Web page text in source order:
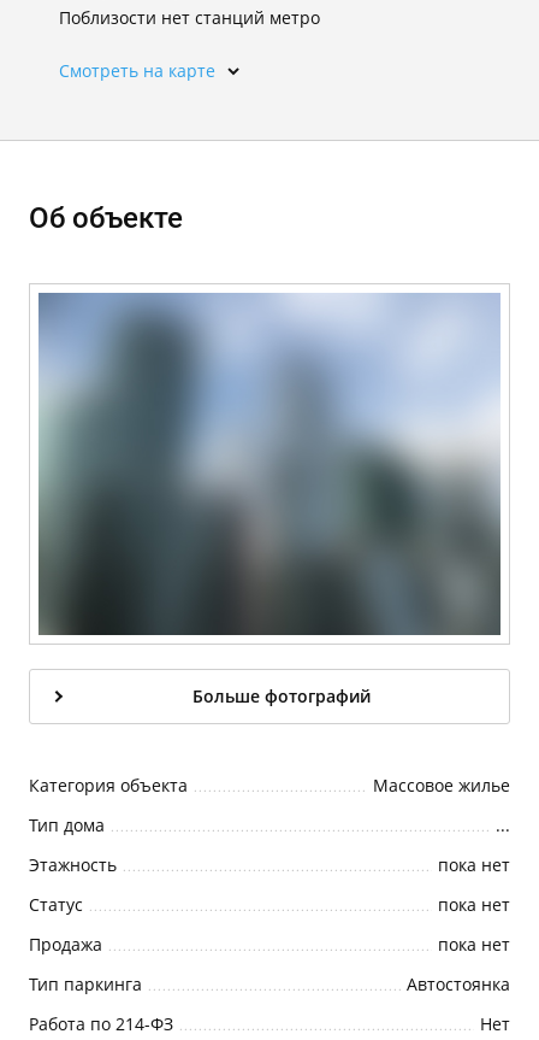
Поблизости нет станций метро
Смотреть на карте
Об объекте
Больше фотографий
Категория объекта
Массовое жилье
Тип дома
...
Этажность
пока нет
Статус
пока нет
Продажа
пока нет
Тип паркинга
Автостоянка
Работа по 214-ФЗ
Нет